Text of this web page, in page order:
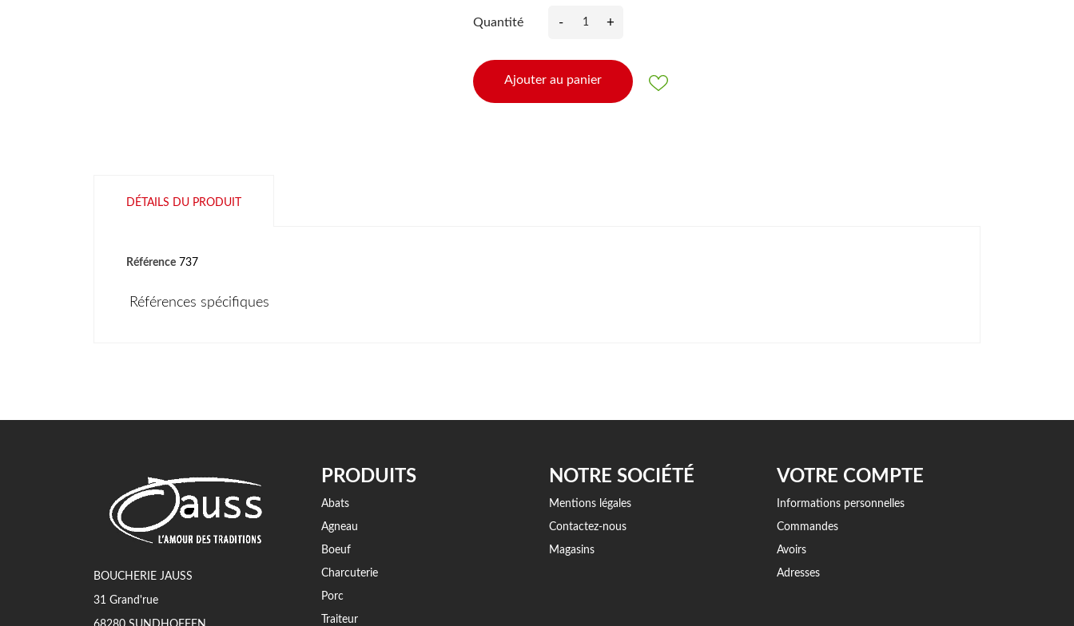
Quantité - +
Ajouter au panier
DÉTAILS DU PRODUIT
Référence 737
Références spécifiques
BOUCHERIE JAUSS
31 Grand'rue
PRODUITS
Abats
Agneau
Boeuf
Charcuterie
Porc
Traiteur
NOTRE SOCIÉTÉ
Mentions légales
Contactez-nous
Magasins
VOTRE COMPTE
Informations personnelles
Commandes
Avoirs
Adresses